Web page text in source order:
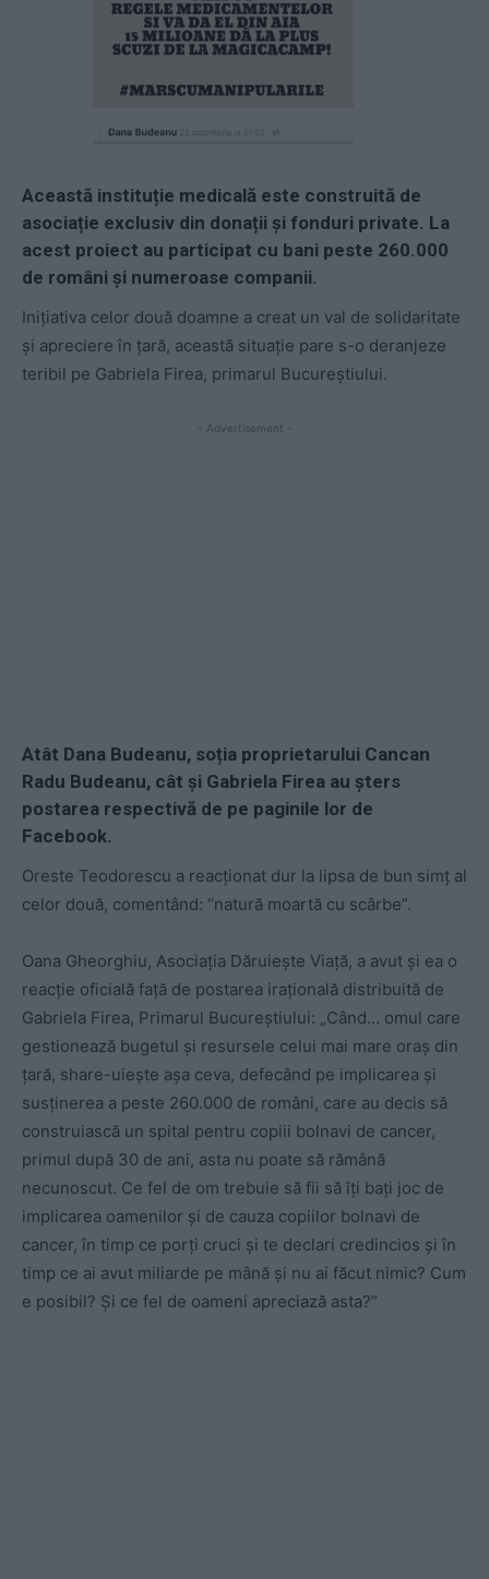
Această instituție medicală este construită de
asociație exclusiv din donații și fonduri private. La
acest proiect au participat cu bani peste 260.000
de români și numeroase companii.
Inițiativa celor două doamne a creat un val de solidaritate
și apreciere în țară, această situație pare s-o deranjeze
teribil pe Gabriela Firea, primarul Bucureștiului.
- Advertisement -
Atât Dana Budeanu, soția proprietarului Cancan
Radu Budeanu, cât și Gabriela Firea au șters
postarea respectivă de pe paginile lor de
Facebook.
Oreste Teodorescu a reacționat dur la lipsa de bun simț al
celor două, comentând: “natură moartă cu scârbe”.
Oana Gheorghiu, Asociația Dăruiește Viață, a avut și ea o
reacție oficială față de postarea irațională distribuită de
Gabriela Firea, Primarul Bucureștiului: „Când… omul care
gestionează bugetul și resursele celui mai mare oraș din
țară, share-uiește așa ceva, defecând pe implicarea și
susținerea a peste 260.000 de români, care au decis să
construiască un spital pentru copiii bolnavi de cancer,
primul după 30 de ani, asta nu poate să rămână
necunoscut. Ce fel de om trebuie să fii să îți bați joc de
implicarea oamenilor și de cauza copiilor bolnavi de
cancer, în timp ce porți cruci și te declari credincios și în
timp ce ai avut miliarde pe mână și nu ai făcut nimic? Cum
e posibil? Și ce fel de oameni apreciază asta?”